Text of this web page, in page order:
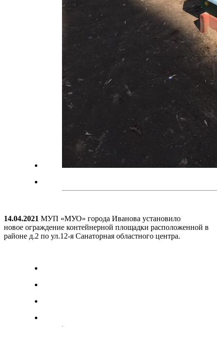
14.04.2021 МУП «МУО» города Иванова установило
новое ограждение контейнерной площадки расположенной в
районе д.2 по ул.12-я Санаторная областного центра.